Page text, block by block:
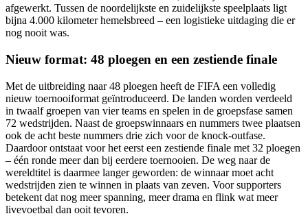
afgewerkt. Tussen de noordelijkste en zuidelijkste speelplaats ligt
bijna 4.000 kilometer hemelsbreed – een logistieke uitdaging die er
nog nooit was.
Nieuw format: 48 ploegen en een zestiende finale
Met de uitbreiding naar 48 ploegen heeft de FIFA een volledig
nieuw toernooiformat geïntroduceerd. De landen worden verdeeld
in twaalf groepen van vier teams en spelen in de groepsfase samen
72 wedstrijden. Naast de groepswinnaars en nummers twee plaatsen
ook de acht beste nummers drie zich voor de knock-outfase.
Daardoor ontstaat voor het eerst een zestiende finale met 32 ploegen
– één ronde meer dan bij eerdere toernooien. De weg naar de
wereldtitel is daarmee langer geworden: de winnaar moet acht
wedstrijden zien te winnen in plaats van zeven. Voor supporters
betekent dat nog meer spanning, meer drama en flink wat meer
livevoetbal dan ooit tevoren.